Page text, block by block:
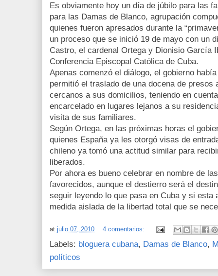
Es obviamente hoy un día de júbilo para las
para las Damas de Blanco, agrupación
quienes fueron apresados durante la
un proceso que se inició 19 de mayo con un
Castro, el cardenal Ortega y Dionisio García
Conferencia Episcopal Católica de Cuba.
Apenas comenzó el diálogo, el gobierno
permitió el traslado de una docena de
cercanos a sus domicilios, teniendo en
encarcelado en lugares lejanos a su
visita de sus familiares.
Según Ortega, en las próximas horas el
quienes España ya les otorgó visas de
chileno ya tomó una actitud similar para
liberados.
Por ahora es bueno celebrar en nombre de
favorecidos, aunque el destierro será el
seguir leyendo lo que pasa en Cuba y si esta
medida aislada de la libertad total que se
at julio 07, 2010 4 comentarios:
Labels: bloguera cubana, Damas de Blanco,
políticos